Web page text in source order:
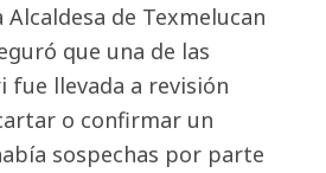
Alcaldesa de Texmelucan
que una de las
fue llevada a revisión
o confirmar un
sospechas por parte